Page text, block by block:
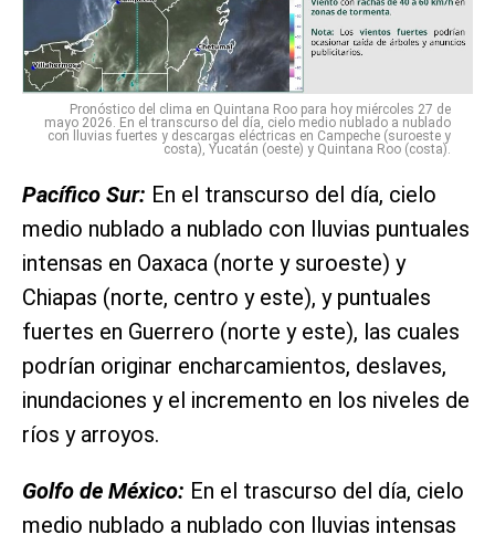
Pronóstico del clima en Quintana Roo para hoy miércoles 27 de
mayo 2026. En el transcurso del día, cielo medio nublado a nublado
con lluvias fuertes y descargas eléctricas en Campeche (suroeste y
costa), Yucatán (oeste) y Quintana Roo (costa).
Pacífico Sur: En el transcurso del día, cielo
medio nublado a nublado con lluvias puntuales
intensas en Oaxaca (norte y suroeste) y
Chiapas (norte, centro y este), y puntuales
fuertes en Guerrero (norte y este), las cuales
podrían originar encharcamientos, deslaves,
inundaciones y el incremento en los niveles de
ríos y arroyos.
Golfo de México: En el trascurso del día, cielo
medio nublado a nublado con lluvias intensas